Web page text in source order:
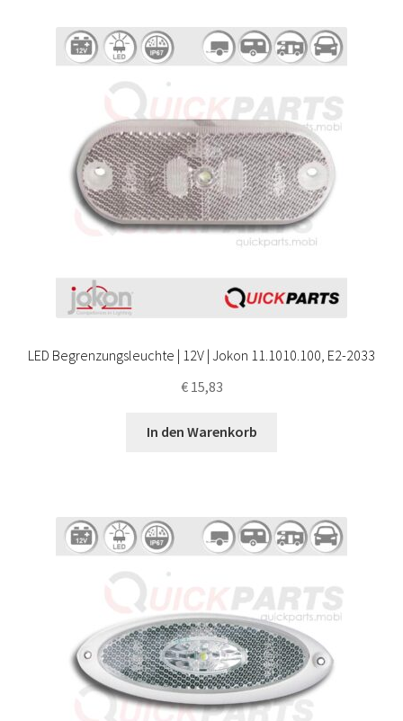
LED Begrenzungsleuchte | 12V | Jokon 11.1010.100, E2-2033
€15,83
In den Warenkorb